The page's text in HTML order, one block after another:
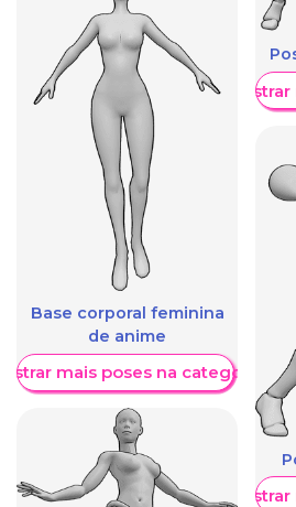
Base corporal feminina
de anime
mais poses na categoria